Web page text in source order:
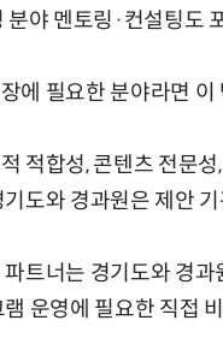
분야 멘토링·컨설팅도
에 필요한 분야라면
적합성, 콘텐츠 전문
도와 경과원은 제안
트너는 경기도와 경
운영에 필요한 직접